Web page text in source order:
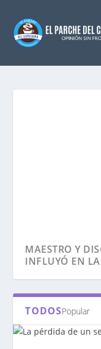
MAESTRO Y
INFLUYÓ EN LA
TODOSPopular